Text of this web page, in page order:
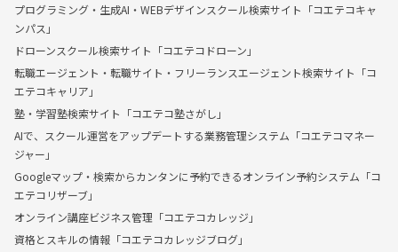
プログラミング・生成AI・WEBデザインスクール検索サイト「コエテコキャ
ンパス」
ドローンスクール検索サイト「コエテコドローン」
転職エージェント・転職サイト・フリーランスエージェント検索サイト「コ
エテコキャリア」
塾・学習塾検索サイト「コエテコ塾さがし」
AIで、スクール運営をアップデートする業務管理システム「コエテコマネー
ジャー」
Googleマップ・検索からカンタンに予約できるオンライン予約システム「コ
エテコリザーブ」
オンライン講座ビジネス管理「コエテコカレッジ」
資格とスキルの情報「コエテコカレッジブログ」